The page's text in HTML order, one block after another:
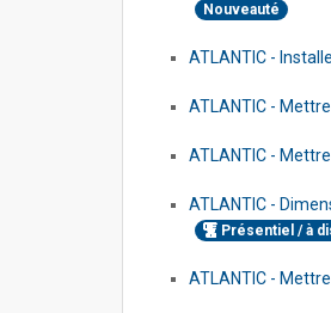
Nouveauté
ATLANTIC -
ATLANTIC -
ATLANTIC -
ATLANTIC -
Présentiel / à
ATLANTIC -